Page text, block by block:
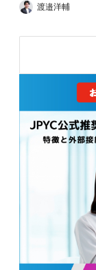
渡邉洋輔